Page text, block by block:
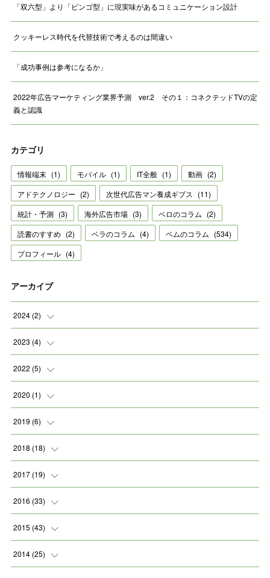
「双六型」より「ビンゴ型」に現実味があるコミュニケーション設計
クッキーレス時代を代替技術で考えるのは間違い
「成功事例は参考になるか」
2022年広告マーケティング業界予測 ver.2 その１：コネクテッドTVの定
義と認識
カテゴリ
情報端末 (1) モバイル (1) IT全般 (1) 動画 (2)
アドテクノロジー (2) 次世代広告マン養成ギブス (11)
統計・予測 (3) 海外広告市場 (3) ベロのコラム (2)
読書のすすめ (2) ベラのコラム (4) ベムのコラム (534)
プロフィール (4)
アーカイブ
2024 (2)
( )
2023 (4)
( )
( )
(
2022 (5)
( )
( )
(2
2020 (1)
( )
2019 (6)
(1
(1
(2
(2
2018 (18)
(1
(1
(3
(1
2017 (19)
(1
(1
(2
2016 (33)
(1
(1
2015 (43)
(2
2014 (25)